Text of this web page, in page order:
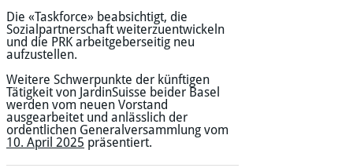
Die «Taskforce» beabsichtigt, die
Sozialpartnerschaft weiterzuentwickeln
und die PRK arbeitgeberseitig neu
aufzustellen.
Weitere Schwerpunkte der künftigen
Tätigkeit von JardinSuisse beider Basel
werden vom neuen Vorstand
ausgearbeitet und anlässlich der
ordentlichen Generalversammlung vom
10. April 2025 präsentiert.